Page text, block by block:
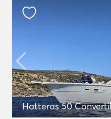
Hatteras 50